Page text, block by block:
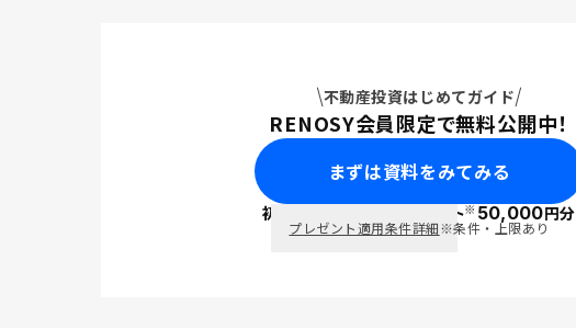
不動産投資はじめてガイド
RENOSY会員限定で無料公開中！
まずは資料をみてみる
初回面談で ポイント※50,000円分
プレゼント適用条件詳細※条件・上限あり